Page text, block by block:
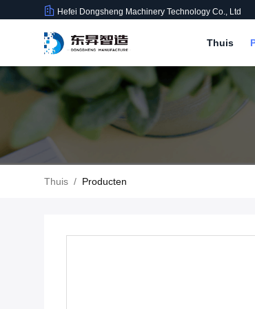
Hefei Dongsheng Machinery Technology Co., Ltd
Thuis
Thuis / Producten